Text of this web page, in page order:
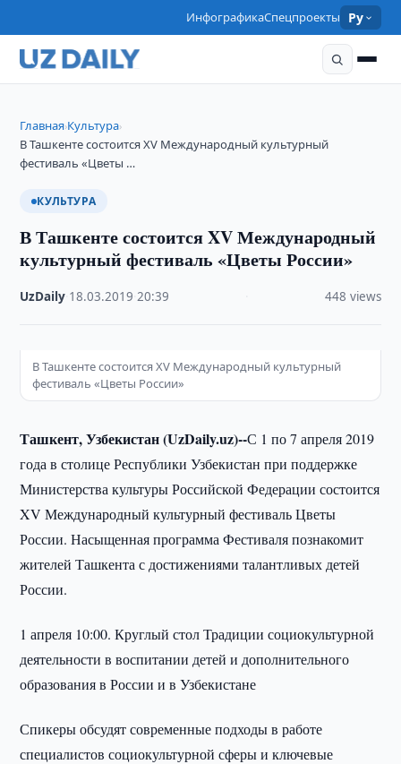
ИнфографикаСпецпроекты Ру
Главная›Культура›
В Ташкенте состоится XV Международный культурный
фестиваль «Цветы …
КУЛЬТУРА
В Ташкенте состоится XV Международный
культурный фестиваль «Цветы России»
UzDaily 18.03.2019 ·20:39 448 views
В Ташкенте состоится XV Международный культурный
фестиваль «Цветы России»
Ташкент, Узбекистан (UzDaily.uz)--С 1 по 7 апреля 2019
года в столице Республики Узбекистан при поддержке
Министерства культуры Российской Федерации состоится
XV Международный культурный фестиваль Цветы
России. Насыщенная программа Фестиваля познакомит
жителей Ташкента с достижениями талантливых детей
России.
1 апреля 10:00. Круглый стол Традиции социокультурной
деятельности в воспитании детей и дополнительного
образования в России и в Узбекистане
Спикеры обсудят современные подходы в работе
специалистов социокультурной сферы и ключевые